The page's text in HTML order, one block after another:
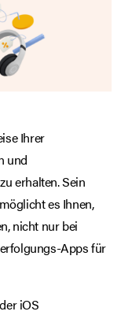
Ihrer
und
erhalten. Sein
es Ihnen,
nicht nur bei
Apps für
iOS